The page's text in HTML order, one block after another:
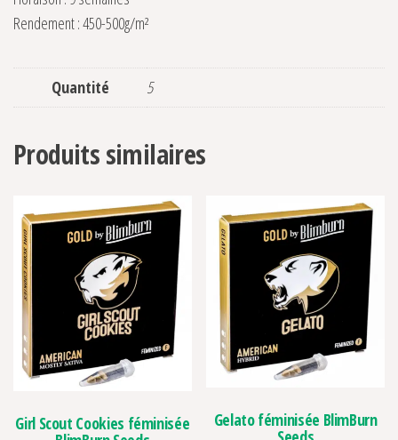
Rendement : 450-500g/m²
Quantité 5
Produits similaires
Girl Scout Cookies féminisée Gelato féminisée BlimBurn